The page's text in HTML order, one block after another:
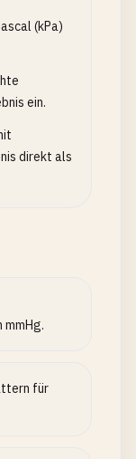
(kPa)
ein.
direkt als
mmHg.
für